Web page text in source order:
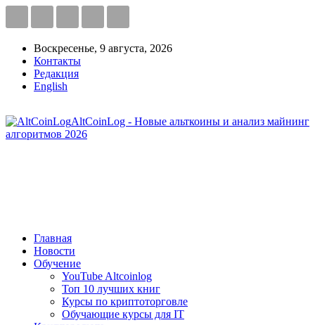
Воскресенье, 9 августа, 2026
Контакты
Редакция
English
AltCoinLog - Новые альткоины и анализ майнинг
алгоритмов 2026
Главная
Новости
Обучение
YouTube Altcoinlog
Топ 10 лучших книг
Курсы по криптоторговле
Обучающие курсы для IT